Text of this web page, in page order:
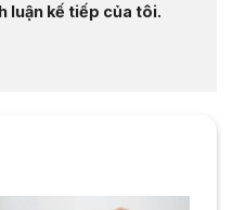
luận kế tiếp của tôi.